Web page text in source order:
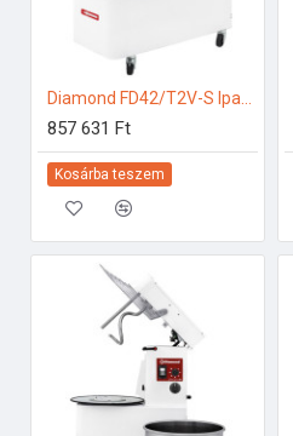
857 631 Ft
Kosárba teszem